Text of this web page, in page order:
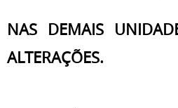
NAS DEMAIS
ALTERAÇÕES.